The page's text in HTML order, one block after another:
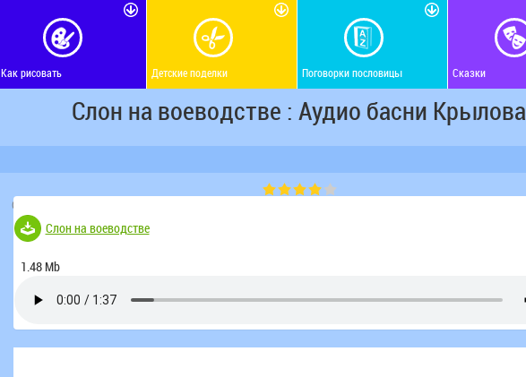
Как рисовать Детские поделки Поговорки пословицы Сказки
Слон на воеводстве : Аудио басни Крылова
(Голосов 49)
Слон на воеводстве
1.48 Mb